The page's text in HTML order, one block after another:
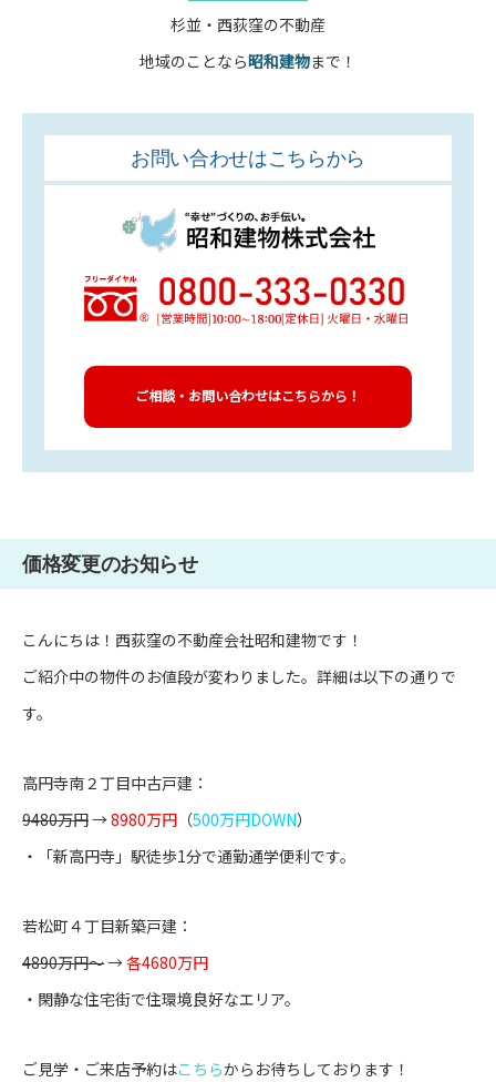
杉並・西荻窪の不動産
地域のことなら昭和建物まで！
お問い合わせはこちらから
ご相談・お問い合わせはこちらから！
価格変更のお知らせ
こんにちは！西荻窪の不動産会社昭和建物です！
ご紹介中の物件のお値段が変わりました。詳細は以下の通りで
す。
高円寺南２丁目中古戸建 ：
9480万円→8980万円 （500万円DOWN）
・「新高円寺」駅徒歩1分で通勤通学便利です。
若松町４丁目新築戸建 ：
4890万円～→各4680万円
・閑静な住宅街で住環境良好なエリア。
ご見学・ご来店予約はこちらからお待ちしております！